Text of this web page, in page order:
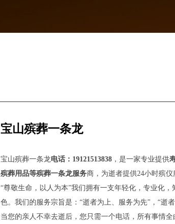
宝山殡葬一条龙
宝山殡葬一条龙电话：19121513838，是一家专业提供
殡葬用品等殡葬一条龙服务商，为逝者提供24小时殡仪
“尊敬生命，以人为本”我们拥有一支年轻化，专业化
色。我们的服务宗旨是：“逝者为上、服务为先”，“逝
当您的亲人不幸去逝后，您只需一个电话，所有事情